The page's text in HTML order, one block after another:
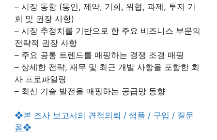
– 시장 동향 (동인, 제약, 기회, 위협, 과제, 투자 기
회 및 권장 사항)
– 시장 추정치를 기반으로 한 주요 비즈니스 부문의
전략적 권장 사항
– 주요 공통 트렌드를 매핑하는 경쟁 조경 매핑
– 상세한 전략, 재무 및 최근 개발 사항을 포함한 회
사 프로파일링
– 최신 기술 발전을 매핑하는 공급망 동향
❖본 조사 보고서의 견적의뢰 / 샘플 / 구입 / 질문
폼❖